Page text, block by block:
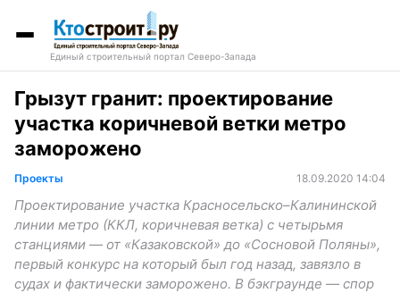
Единый строительный портал Северо-Запада
Грызут гранит: проектирование
участка коричневой ветки метро
заморожено
Проекты 18.09.2020 14:04
Проектирование участка Красносельско–Калининской
линии метро (ККЛ, коричневая ветка) с четырьмя
станциями — от «Казаковской» до «Сосновой Поляны»,
первый конкурс на который был год назад, завязло в
судах и фактически заморожено. В бэкграунде — спор